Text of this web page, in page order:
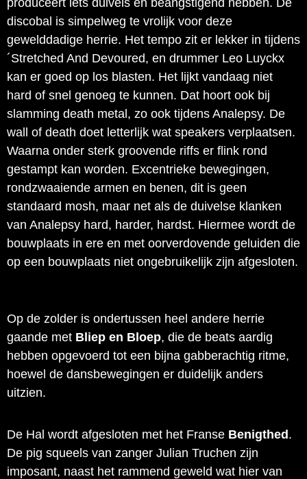
produceert iets duivels en beangstigend hebben. De
discobal is simpelweg te vrolijk voor deze
gewelddadige herrie. Het tempo zit er lekker in tijdens
´Stretched And Devoured, en drummer Leo Luyckx
kan er goed op los blasten. Het lijkt vandaag niet
hard of snel genoeg te kunnen. Dat hoort ook bij
slamming death metal, zo ook tijdens Analepsy. De
wall of death doet letterlijk wat speakers verplaatsen.
Waarna onder sterk groovende riffs er flink rond
gestampt kan worden. Excentrieke bewegingen,
rondzwaaiende armen en benen, dit is geen
standaard mosh, maar net als de duivelse klanken
van Analepsy hard, harder, hardst. Hiermee wordt de
bouwplaats in ere en met oorverdovende geluiden die
op een bouwplaats niet ongebruikelijk zijn afgesloten.
Op de zolder is ondertussen heel andere herrie
gaande met Bliep en Bloep, die de beats aardig
hebben opgevoerd tot een bijna gabberachtig ritme,
hoewel de dansbewegingen er duidelijk anders
uitzien.
De Hal wordt afgesloten met het Franse Benigthed.
De pig squeels van zanger Julian Truchen zijn
imposant, naast het rammend geweld wat hier van